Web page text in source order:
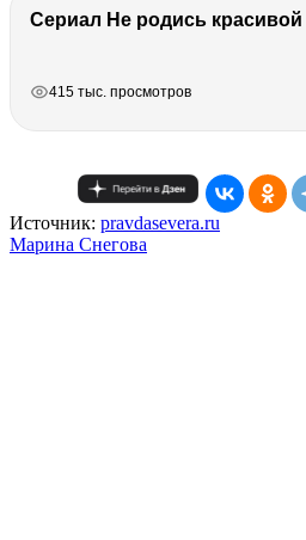
415 тыс. просмотров
Источник: pravdasevera.ru
Mарина Снегова